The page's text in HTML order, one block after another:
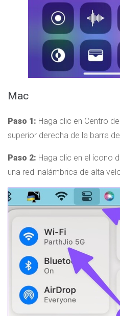
Mac
Paso 1: Haga clic en Centro
superior derecha de la barra
Paso 2: Haga clic en el ícono
una red inalámbrica de alta